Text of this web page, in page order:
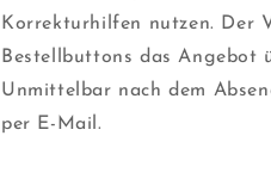
Korrekturhilfen nutzen. Der
Bestellbuttons das Angebot
Unmittelbar nach dem
per E-Mail.